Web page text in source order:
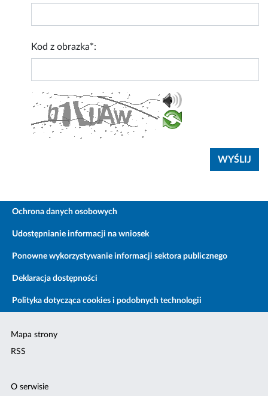
Kod z obrazka*:
Ochrona danych osobowych
Udostępnianie informacji na wniosek
Ponowne wykorzystywanie informacji sektora publicznego
Deklaracja dostępności
Polityka dotycząca cookies i podobnych technologii
Mapa strony
RSS
O serwisie